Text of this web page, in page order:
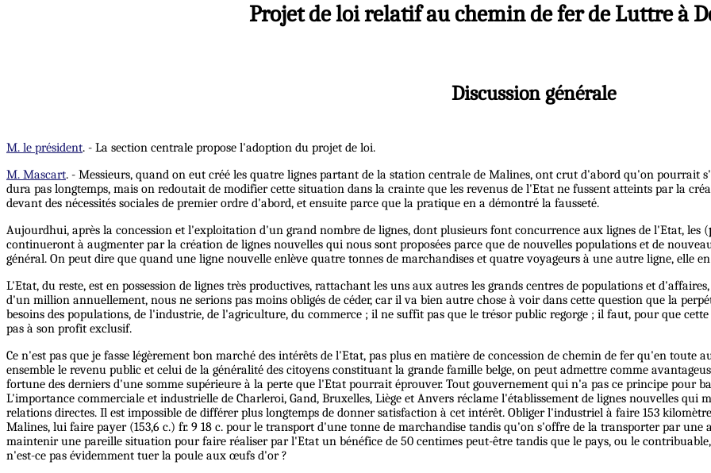
Projet de loi relatif au chemin de fer de Luttre à
Discussion générale
M. le président. - La section centrale propose l'adoption du projet de loi.
M. Mascart. - Messieurs, quand on eut créé les quatre lignes partant de la station centrale de Malines, ont crut d'abord qu'on pourrait
dura pas longtemps, mais on redoutait de modifier cette situation dans la crainte que les revenus de l'Etat ne fussent atteints par la
devant des nécessités sociales de premier ordre d'abord, et ensuite parce que la pratique en a démontré la fausseté.
Aujourdhui, après la concession et l'exploitation d'un grand nombre de lignes, dont plusieurs font concurrence aux lignes de l'Etat, les (
continueront à augmenter par la création de lignes nouvelles qui nous sont proposées parce que de nouvelles populations et de
général. On peut dire que quand une ligne nouvelle enlève quatre tonnes de marchandises et quatre voyageurs à une autre ligne, elle
L'Etat, du reste, est en possession de lignes très productives, rattachant les uns aux autres les grands centres de populations et
d'un million annuellement, nous ne serions pas moins obligés de céder, car il va bien autre chose à voir dans cette question que la
besoins des populations, de l'industrie, de l'agriculture, du commerce ; il ne suffit pas que le trésor public regorge ; il faut, pour que
pas à son profit exclusif.
Ce n'est pas que je fasse légèrement bon marché des intérêts de l'Etat, pas plus en matière de concession de chemin de fer qu'en toute
ensemble le revenu public et celui de la généralité des citoyens constituant la grande famille belge, on peut admettre comme
fortune des derniers d'une somme supérieure à la perte que l'Etat pourrait éprouver. Tout gouvernement qui n'a pas ce principe pour
L'importance commerciale et industrielle de Charleroi, Gand, Bruxelles, Liège et Anvers réclame l'établissement de lignes nouvelles qui
relations directes. Il est impossible de différer plus longtemps de donner satisfaction à cet intérêt. Obliger l'industriel à faire 153
Malines, lui faire payer (153,6 c.) fr. 9 18 c. pour le transport d'une tonne de marchandise tandis qu'on s'offre de la transporter par une
maintenir une pareille situation pour faire réaliser par l'Etat un bénéfice de 50 centimes peut-être tandis que le pays, ou le
n'est-ce pas évidemment tuer la poule aux œufs d'or ?